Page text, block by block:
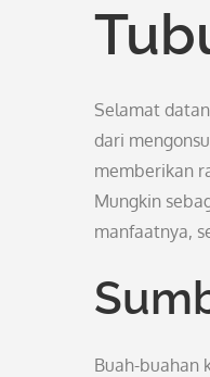
Selamat
dari
memberikan
Mungkin
manfaatnya,
Buah-buahan